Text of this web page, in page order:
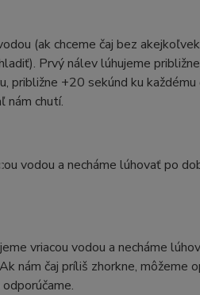
(ak chceme čaj bez
Prvý nálev lúhujeme
približne +20 sekúnd ku
nám chutí.
vodou a necháme lúhovať po
vriacou vodou a necháme
nám čaj príliš zhorkne, môžeme